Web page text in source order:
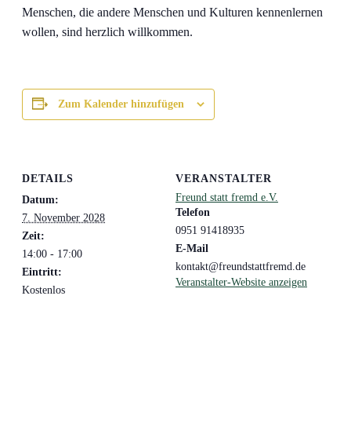
Menschen, die andere Menschen und Kulturen kennenlernen
wollen, sind herzlich willkommen.
Zum Kalender hinzufügen
DETAILS
Datum:
7. November 2028
Zeit:
14:00 - 17:00
Eintritt:
Kostenlos
VERANSTALTER
Freund statt fremd e.V.
Telefon
0951 91418935
E-Mail
kontakt@freundstattfremd.de
Veranstalter-Website anzeigen